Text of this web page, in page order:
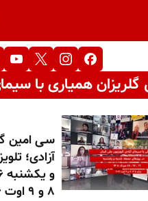
همیاری با
سـی امین
آزادی؛
۸ و ۹ اوت ۲۰۲۶